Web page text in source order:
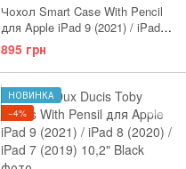
Чохол Smart Case With Pencil
для Apple iPad 9 (2021) / iPad 8
(2020) / iPad 7 (2019) 10,2" /
iPad Air 3 (2019) / iPad Pro 2
(2017) 10.5" Plum
895 грн
НОВИНКА
−4%